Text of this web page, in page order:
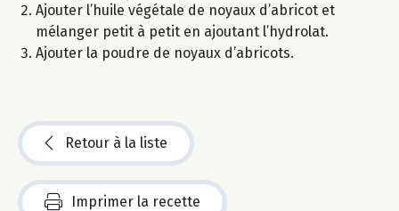
Ajouter l’huile végétale de noyaux d’abricot et
mélanger petit à petit en ajoutant l’hydrolat.
Ajouter la poudre de noyaux d’abricots.
Retour à la liste
Imprimer la recette